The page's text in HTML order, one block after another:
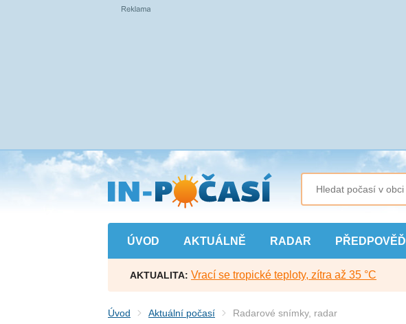
Přejít
na
hlavní
obsah
ÚVOD AKTUÁLNĚ RADAR PŘEDPOVĚĎ
AKTUALITA: Vrací se tropické teploty, zítra až 35 °C
Úvod Aktuální počasí Radarové snímky, radar